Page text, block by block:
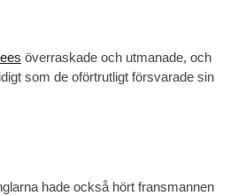
överraskade och utmanade, och
som de oförtrutligt försvarade sin
hade också hört fransmannen